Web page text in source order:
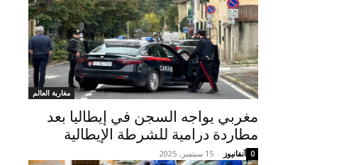
مغاربة العالم
مغربي يواجه السجن في إيطاليا بعد
مطاردة درامية للشرطة الإيطالية
آنفانيوز - 15 سبتمبر، 2025 0